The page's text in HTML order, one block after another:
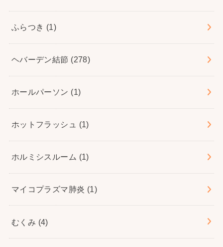
ふらつき (1)
ヘバーデン結節 (278)
ホールパーソン (1)
ホットフラッシュ (1)
ホルミシスルーム (1)
マイコプラズマ肺炎 (1)
むくみ (4)